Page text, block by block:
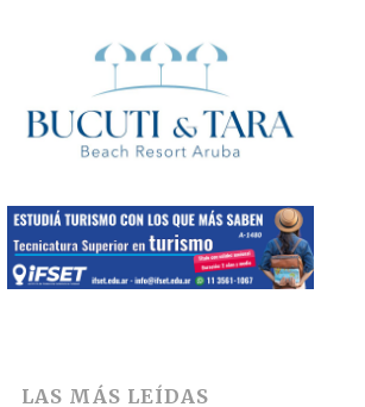
LAS MÁS LEÍDAS